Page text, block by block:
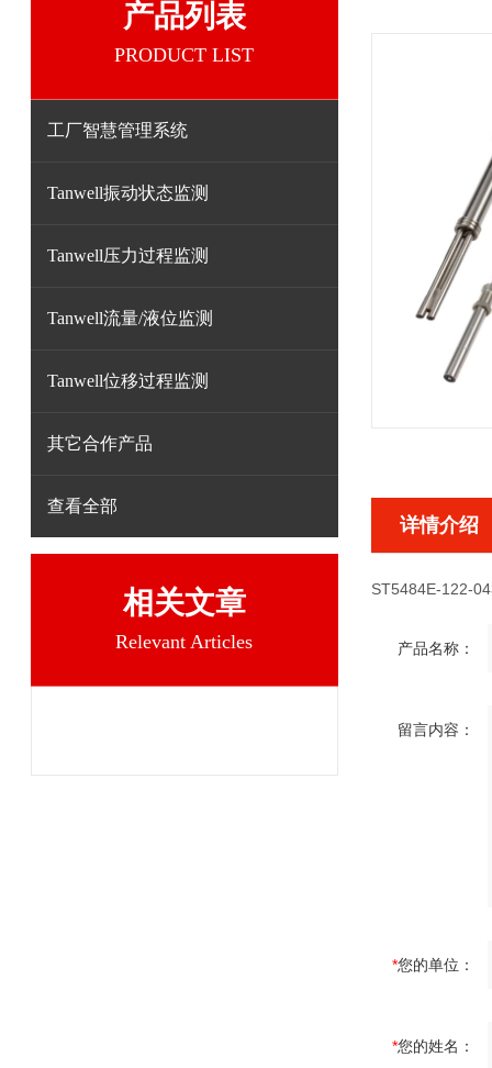
产品列表
PRODUCT LIST
工厂智慧管理系统
Tanwell振动状态监测
Tanwell压力过程监测
Tanwell流量/液位监测
Tanwell位移过程监测
其它合作产品
查看全部
相关文章
Relevant Articles
详情介绍
ST5484E-122-
产品名称：
留言内容：
*您的单位：
*您的姓名：